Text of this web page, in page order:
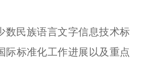
数民族语言文字信息技术标
际标准化工作进展以及重点